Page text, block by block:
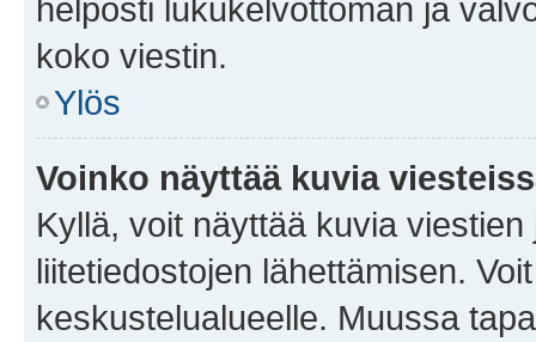
helposti lukukelvottoman ja
koko viestin.
Ylös
Voinko näyttää kuvia
Kyllä, voit näyttää kuvia
liitetiedostojen lähettämisen.
keskustelualueelle. Muussa